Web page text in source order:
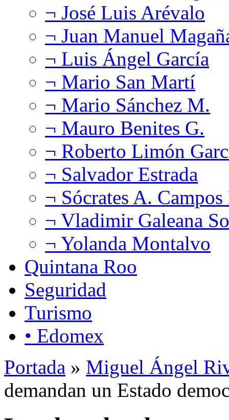
¬ José Luis Arévalo
¬ Juan Manuel
¬ Luis Ángel García
¬ Mario San Martí
¬ Mario Sánchez M.
¬ Mauro Benites G.
¬ Roberto Limón
¬ Salvador Estrada
¬ Sócrates A.
¬ Vladimir Galeana
¬ Yolanda Montalvo
Quintana Roo
Seguridad
Turismo
• Edomex
Portada » Miguel Ángel
demandan un Estado